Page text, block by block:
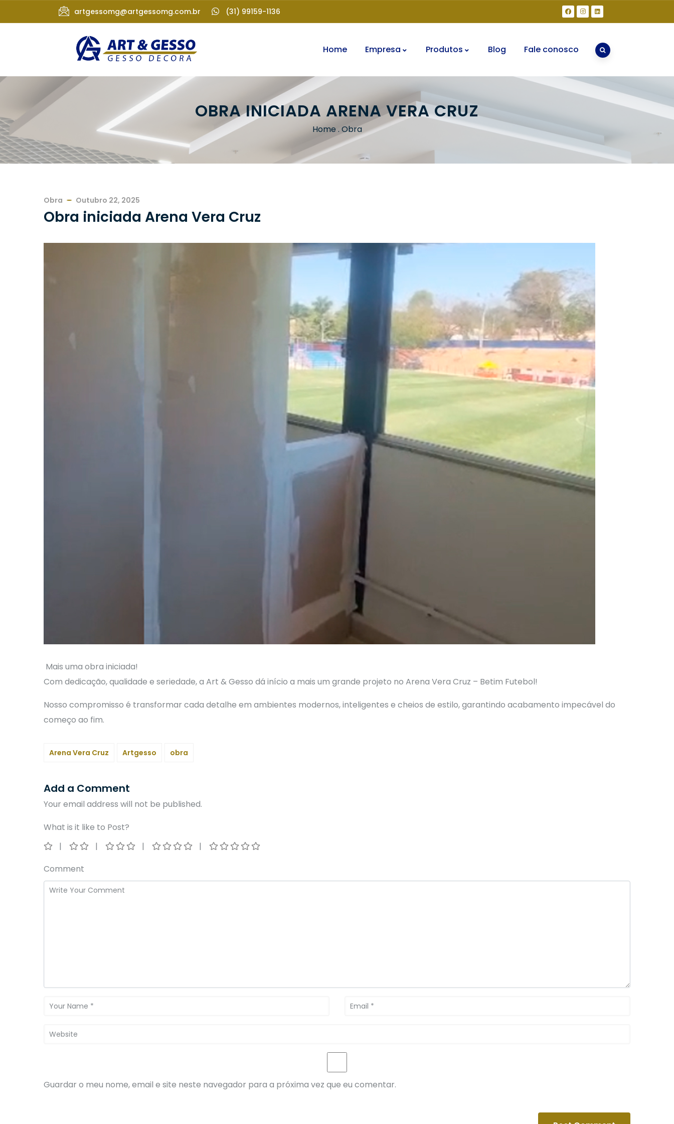
artgessomg@artgessomg.com.br (31) 99159-1136
Home Empresa Produtos Blog Fale conosco
OBRA INICIADA ARENA VERA CRUZ
Home . Obra
Obra Outubro 22, 2025
Obra iniciada Arena Vera Cruz
Mais uma obra iniciada!
Com dedicação, qualidade e seriedade, a Art & Gesso dá início a mais um grande projeto no Arena Vera Cruz – Betim Futebol!
Nosso compromisso é transformar cada detalhe em ambientes modernos, inteligentes e cheios de estilo, garantindo acabamento impecável do
começo ao fim.
Arena Vera Cruz Artgesso obra
Add a Comment
Your email address will not be published.
What is it like to Post?
Comment
Guardar o meu nome, email e site neste navegador para a próxima vez que eu comentar.